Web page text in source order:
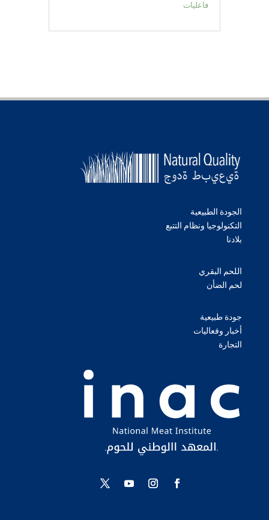
فاعليات
الجودة الطبيعية
التكنولوجيا ونظام التتبع
بلادنا
اللحم البقري
لحم الضأن
جودة طبيعية
أخبار وفعاليات
التجارة